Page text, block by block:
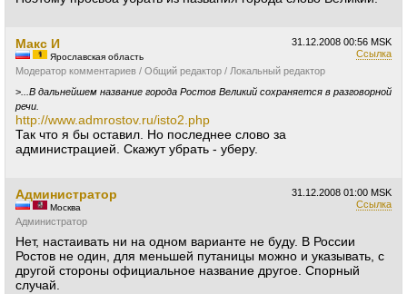
31.12.2008 00:56 MSK
Ссылка
Макс И
Ярославская область
Модератор комментариев / Общий редактор / Локальный редактор
> ...В дальнейшем название города Ростов Великий сохраняется в разговорной
речи.
http://www.admrostov.ru/isto2.php
Так что я бы оставил. Но последнее слово за
администрацией. Скажут убрать - уберу.
31.12.2008 01:00 MSK
Ссылка
Администратор
Москва
Администратор
Нет, настаивать ни на одном варианте не буду. В России
Ростов не один, для меньшей путаницы можно и указывать, с
другой стороны официальное название другое. Спорный
случай.